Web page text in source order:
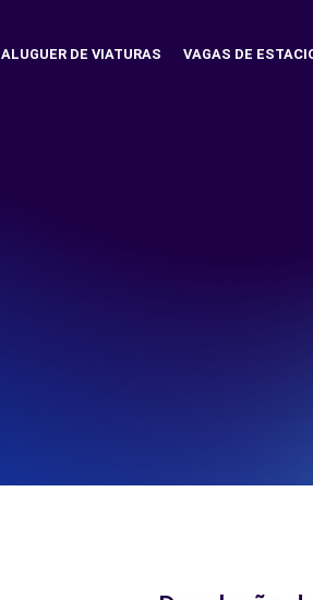
ALUGUER DE VIATURAS VAGAS DE